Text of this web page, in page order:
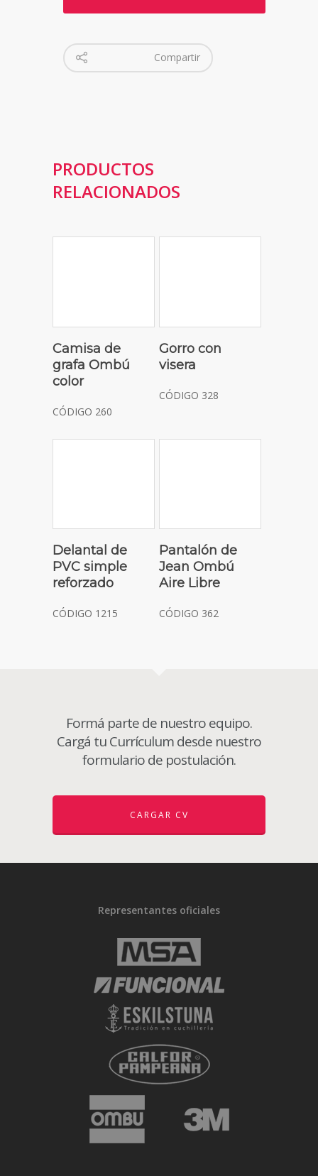
Compartir
PRODUCTOS
RELACIONADOS
Camisa de
grafa Ombú
color
CÓDIGO 260
Gorro con
visera
CÓDIGO 328
Delantal de
PVC simple
reforzado
CÓDIGO 1215
Pantalón de
Jean Ombú
Aire Libre
CÓDIGO 362
Formá parte de nuestro equipo.
Cargá tu Currículum desde nuestro
formulario de postulación.
CARGAR CV
Representantes oficiales